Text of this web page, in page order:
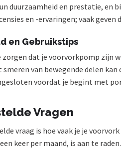
duurzaamheid en prestatie, en
en -ervaringen; vaak
en Gebruikstips
zorgen dat je voorvorkpomp zijn
smeren van bewegende delen
voordat je begint met
Vragen
vraag is hoe vaak je je
keer per maand, is aan te